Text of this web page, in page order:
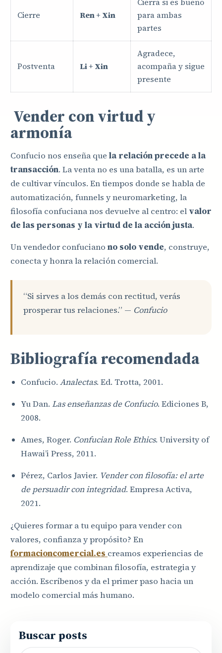
Cierre Ren + Xin
Cierra si es bueno
para ambas
partes
Postventa Li + Xin
Agradece,
acompaña y sigue
presente
Vender con virtud y
armonía
Confucio nos enseña que la relación precede a la
transacción. La venta no es una batalla, es un arte
de cultivar vínculos. En tiempos donde se habla de
automatización, funnels y neuromarketing, la
filosofía confuciana nos devuelve al centro: el valor
de las personas y la virtud de la acción justa.
Un vendedor confuciano no solo vende, construye,
conecta y honra la relación comercial.
“Si sirves a los demás con rectitud, verás
prosperar tus relaciones.” — Confucio
Bibliografía recomendada
Confucio. Analectas. Ed. Trotta, 2001.
Yu Dan. Las enseñanzas de Confucio. Ediciones B,
2008.
Ames, Roger. Confucian Role Ethics. University of
Hawai’i Press, 2011.
Pérez, Carlos Javier. Vender con filosofía: el arte
de persuadir con integridad. Empresa Activa,
2021.
¿Quieres formar a tu equipo para vender con
valores, confianza y propósito? En
formacioncomercial.es creamos experiencias de
aprendizaje que combinan filosofía, estrategia y
acción. Escríbenos y da el primer paso hacia un
modelo comercial más humano.
Buscar posts